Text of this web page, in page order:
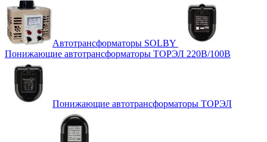
Автотрансформаторы SOLBY
Понижающие автотрансформаторы ТОРЭЛ 220В/100В
Понижающие автотрансформаторы ТОРЭЛ